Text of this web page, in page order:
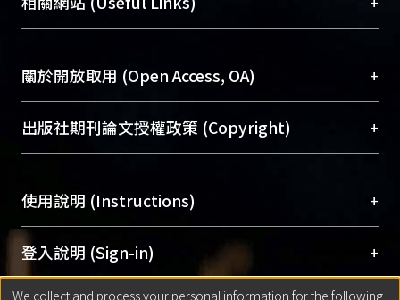
台，成為臺大學術典藏NTU scholars。期能整合研
成果。
To permanently archive and promote researcher
profiles and scholarly works, Library integrates the
services of “NTU Repository” with “Academic
醫學圖書館學科館員(Medical Library)
Sciences Library)
關於開放取用 (Open Access, OA) +
開放取用是從使用者角度提升資訊取用性的社會運
動，應用在學術研究上是透過將研究著作公開供使
用逐年攀升。同時可加速研究發展、提升研究影響
Archive）平台。 （點選深入了解OA）
出版社期刊論文授權政策 (Copyright) +
含部分內容的版權非匯入者所有，或由第三方贊
助與合作完成，請確認該版權所有者及第三方同
意提供此授權。
Please represent that the submission is your
original work, and that you have the right to
使用說明 (Instructions) +
網站簡介(Quickstart Guide)
使用手冊(Instruction Manual)
登入說明 (Sign-in) +
We collect and process your personal information for the following